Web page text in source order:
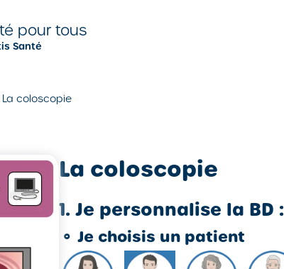
pour tous
Santé
La coloscopie
La coloscopie
1. Je personnalise la BD :
⚬ Je choisis un patient